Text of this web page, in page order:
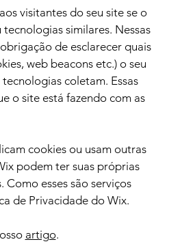
visitantes do seu site se o
similares. Nessas
de esclarecer quais
web beacons etc.) o seu
coletam. Essas
o site está fazendo com as
cookies ou usam outras
podem ter suas próprias
esses são serviços
de Privacidade do Wix.
artigo.